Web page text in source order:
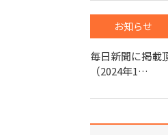
お知らせ
毎日新聞に掲載
（2024年1…